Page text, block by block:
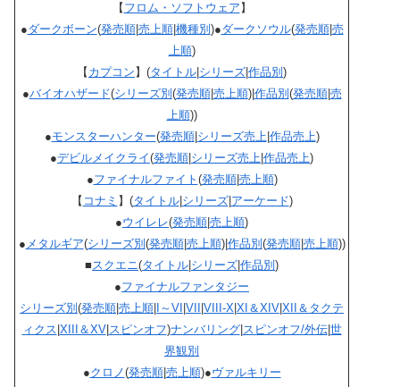
【 フロム・ソフトウェア 】
●ダークボーン(発売順| 売上順| 機種別 )●ダークソウル(発売順| 売
上順)
【 カプコン 】(タイトル シリーズ 作品別 )
●バイオハザード(シリーズ別 (発売順| 売上順)| 作品別 (発売順| 売
上順))
●モンスターハンター(発売順| シリーズ売上| 作品売上)
●デビルメイクライ(発売順 シリーズ売上 作品売上)
●ファイナルファイト (発売順| 売上順)
【 コナミ 】(タイトル| シリーズ| アーケード)
●ウイレレ(発売順 売上順)
● メタルギア(シリーズ別 (発売順| 売上順)| 作品別 (発売順| 売上順))
■スクエニ(タイトル シリーズ 作品別 )
●ファイナルファンタジー
シリーズ別 (発売順 売上順 I～VI VII VIII-X XI＆XIV XII＆タクテ
ィクス XIII＆XV| スピンオフ)ナンバリング| スピンオフ/外伝| 世
界観別
●クロノ(発売順| 売上順)●ヴァルキリー